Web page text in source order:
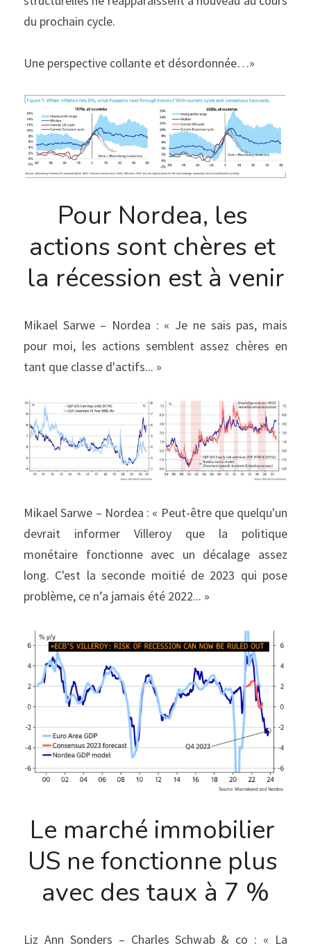
du prochain cycle.
Une perspective collante et désordonnée…»
Pour Nordea, les
actions sont chères et
la récession est à venir
Mikael Sarwe – Nordea : « Je ne sais pas, mais
pour moi, les actions semblent assez chères en
tant que classe d'actifs... »
Mikael Sarwe – Nordea : « Peut-être que quelqu'un
devrait informer Villeroy que la politique
monétaire fonctionne avec un décalage assez
long. C'est la seconde moitié de 2023 qui pose
problème, ce n’a jamais été 2022... »
Le marché immobilier
US ne fonctionne plus
avec des taux à 7 %
Liz Ann Sonders – Charles Schwab & co : « La